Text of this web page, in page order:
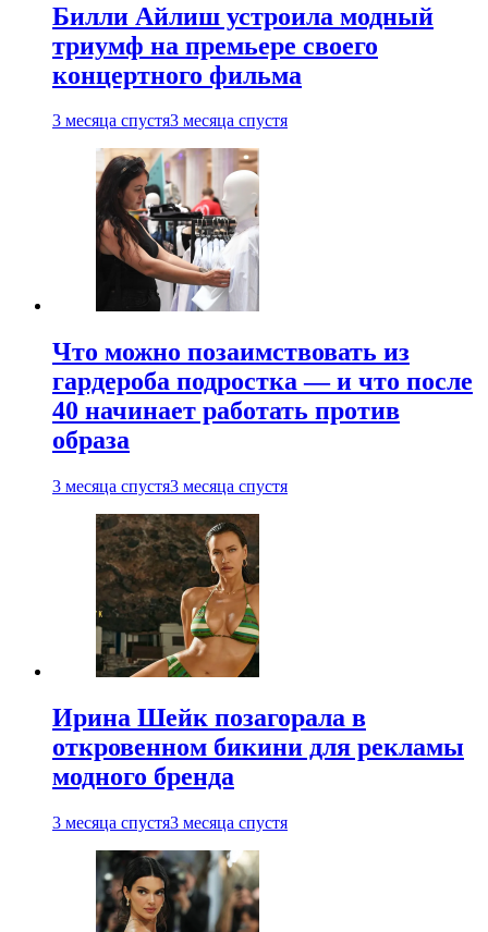
Билли Айлиш устроила модный
триумф на премьере своего
концертного фильма
3 месяца спустя3 месяца спустя
Что можно позаимствовать из
гардероба подростка — и что после
40 начинает работать против
образа
3 месяца спустя3 месяца спустя
Ирина Шейк позагорала в
откровенном бикини для рекламы
модного бренда
3 месяца спустя3 месяца спустя